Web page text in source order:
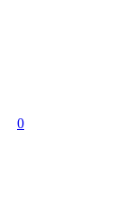
0